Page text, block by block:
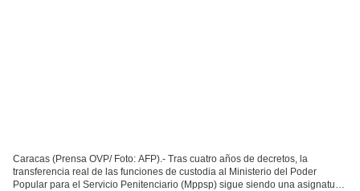
Caracas (Prensa OVP/ Foto: AFP).- Tras cuatro años de decretos, la
transferencia real de las funciones de custodia al Ministerio del Poder
Popular para el Servicio Penitenciario (Mppsp) sigue siendo una asignatura